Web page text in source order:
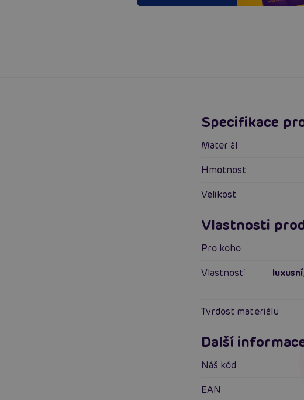
Specifikace
Materiál
Hmotnost
Velikost
Vlastnosti
Pro koho
Vlastnosti
luxusní
Tvrdost materiálu
Další
Náš kód
EAN